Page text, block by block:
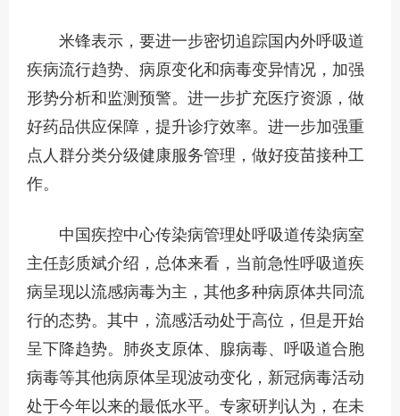
米锋表示，要进一步密切追踪国内外呼吸道
疾病流行趋势、病原变化和病毒变异情况，加强
形势分析和监测预警。进一步扩充医疗资源，做
好药品供应保障，提升诊疗效率。进一步加强重
点人群分类分级健康服务管理，做好疫苗接种工
作。
中国疾控中心传染病管理处呼吸道传染病室
主任彭质斌介绍，总体来看，当前急性呼吸道疾
病呈现以流感病毒为主，其他多种病原体共同流
行的态势。其中，流感活动处于高位，但是开始
呈下降趋势。肺炎支原体、腺病毒、呼吸道合胞
病毒等其他病原体呈现波动变化，新冠病毒活动
处于今年以来的最低水平。专家研判认为，在未